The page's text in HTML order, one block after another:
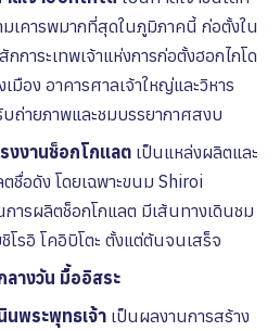
เคารพมากที่สุดในภูมิภาคนี้ ก่อตั้งใน
การะเทพเจ้าแห่งการก่อตั้งฮอกไกโด
มือง อาคารศาลเจ้าใหญ่และวิหาร
บถ่ายภาพและชมบรรยากาศสงบ
งงานช็อกโกแลต เป็นแหล่งผลิตและ
ชื่อดัง โดยเฉพาะขนม Shiroi
ารผลิตช็อกโกแลต มีเส้นทางเดินชม
โรอิ โคอิบิโตะ ตั้งแต่ต้นจนเสร็จ
ลางวัน มื้ออิสระ
นพระพุทธเจ้า เป็นผลงานการสร้าง